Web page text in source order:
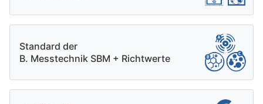
Standard der
B. Messtechnik SBM + Richtwerte